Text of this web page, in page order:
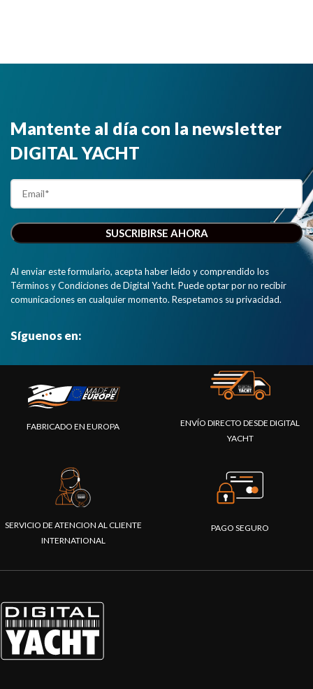
Mantente al día con la newsletter
DIGITAL YACHT
Al enviar este formulario, acepta haber leído y comprendido los
Términos y Condiciones de Digital Yacht. Puede optar por no recibir
comunicaciones en cualquier momento. Respetamos su privacidad.
Síguenos en:
FABRICADO EN EUROPA
ENVÍO DIRECTO DESDE DIGITAL
YACHT
SERVICIO DE ATENCION AL CLIENTE
INTERNATIONAL
PAGO SEGURO